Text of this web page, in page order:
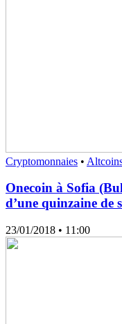
Cryptomonnaies •
Onecoin à Sofia
d’une quinzaine de
23/01/2018 • 11:00